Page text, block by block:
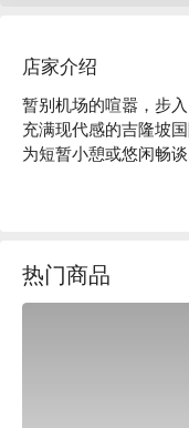
店家介绍
暂别机场的喧嚣，步
充满现代感的吉隆坡
为短暂小憩或悠闲畅
心的马来西亚经典风
无论是享用一顿简便
的体验都将让您回味
热门商品